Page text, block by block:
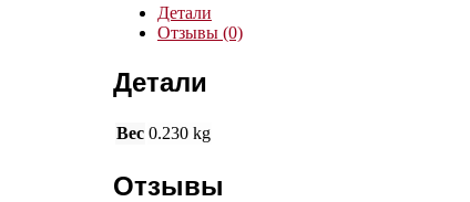
Детали
Отзывы (0)
Детали
Вес 0.230 kg
Отзывы